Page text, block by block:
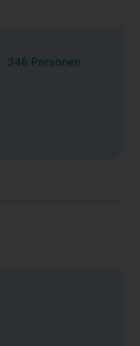
346 Personen